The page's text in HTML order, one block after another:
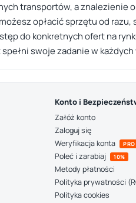
transportów, a
opłacić sprzętu od
do konkretnych ofert na
swoje zadanie w każdych
Konto i
Załóż konto
Zaloguj się
Weryfikacja konta
PRO
Poleć i zarabiaj 10%
Metody płatności
Polityka prywatności
Polityka cookies